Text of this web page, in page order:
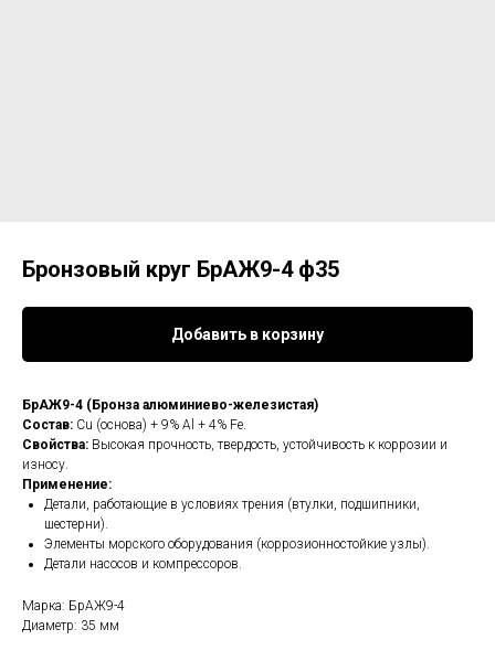
Бронзовый круг БрАЖ9-4 ф35
Добавить в корзину
БрАЖ9-4 (Бронза алюминиево-железистая)
Состав: Cu (основа) + 9% Al + 4% Fe.
Свойства: Высокая прочность, твердость, устойчивость к коррозии и
износу.
Применение:
Детали, работающие в условиях трения (втулки, подшипники,
шестерни).
Элементы морского оборудования (коррозионностойкие узлы).
Детали насосов и компрессоров.
Марка: БрАЖ9-4
Диаметр: 35 мм